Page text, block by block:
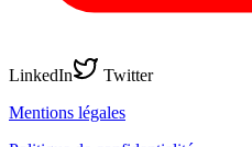
LinkedIn
Twitter
Mentions légales